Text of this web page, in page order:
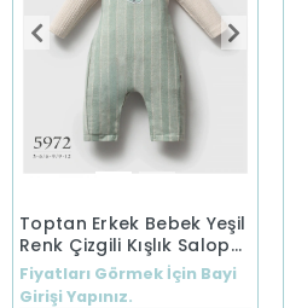
Toptan Erkek Bebek Yeşil
Renk Çizgili Kışlık Salopet
(3-12 Ay)
Fiyatları Görmek İçin Bayi
Girişi Yapınız.